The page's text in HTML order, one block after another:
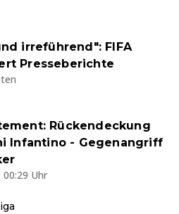
irreführend": FIFA
Presseberichte
Rückendeckung
Infantino - Gegenangriff
00:29 Uhr